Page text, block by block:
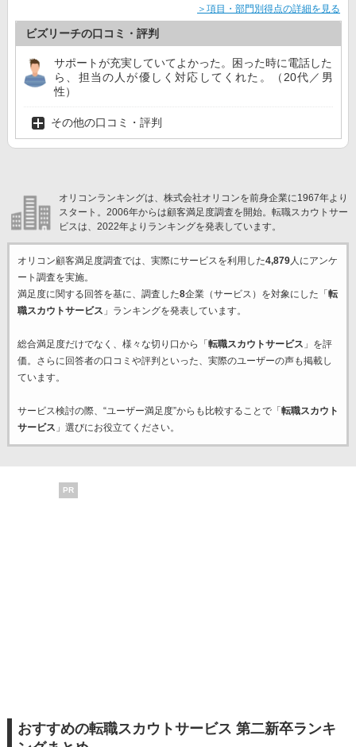
＞項目・部門別得点の詳細を見る
ビズリーチの口コミ・評判
サポートが充実していてよかった。困った時に電話した
ら、担当の人が優しく対応してくれた。（20代／男
性）
その他の口コミ・評判
オリコンランキングは、株式会社オリコンを前身企業に1967年より
スタート。2006年からは顧客満足度調査を開始。転職スカウトサー
ビスは、2022年よりランキングを発表しています。
オリコン顧客満足度調査では、実際にサービスを利用した4,879人にアンケ
ート調査を実施。
満足度に関する回答を基に、調査した8企業（サービス）を対象にした「 転
職スカウトサービス 」ランキングを発表しています。
総合満足度だけでなく、様々な切り口から「 転職スカウトサービス 」を評
価。さらに回答者の口コミや評判といった、実際のユーザーの声も掲載し
ています。
サービス検討の際、“ユーザー満足度”からも比較することで「 転職スカウト
サービス 」選びにお役立てください。
PR
おすすめの転職スカウトサービス 第二新卒ランキ